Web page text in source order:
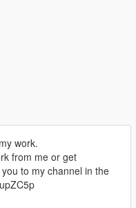
work.
from me or get
to my channel in the